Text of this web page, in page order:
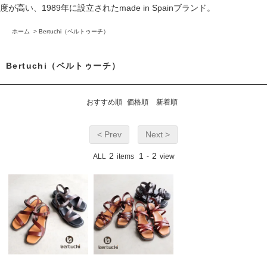
度が高い、1989年に設立されたmade in Spainブランド。
ホーム > Bertuchi（ベルトゥーチ）
Bertuchi（ベルトゥーチ）
おすすめ順 価格順 新着順
< Prev Next >
ALL 2 items 1 - 2 view